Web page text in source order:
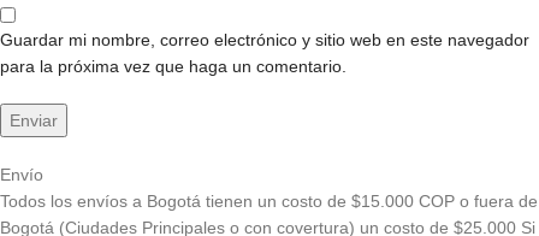
Guardar mi nombre, correo electrónico y sitio web en este navegador
para la próxima vez que haga un comentario.
Envío
Todos los envíos a Bogotá tienen un costo de $15.000 COP o fuera de
Bogotá (Ciudades Principales o con covertura) un costo de $25.000 Si